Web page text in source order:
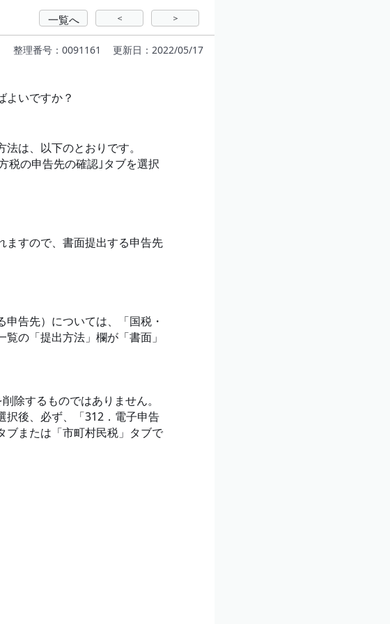
一覧へ ＜ ＞
整理番号：0091161 更新日：2022/05/17
よいですか？
は、以下のとおりです。
税の申告先の確認｣タブを選択
ますので、書面提出する申告先
告先）については、「国税・
の「提出方法」欄が「書面」
するものではありません。
後、必ず、「312．電子申告
または「市町村民税」タブで